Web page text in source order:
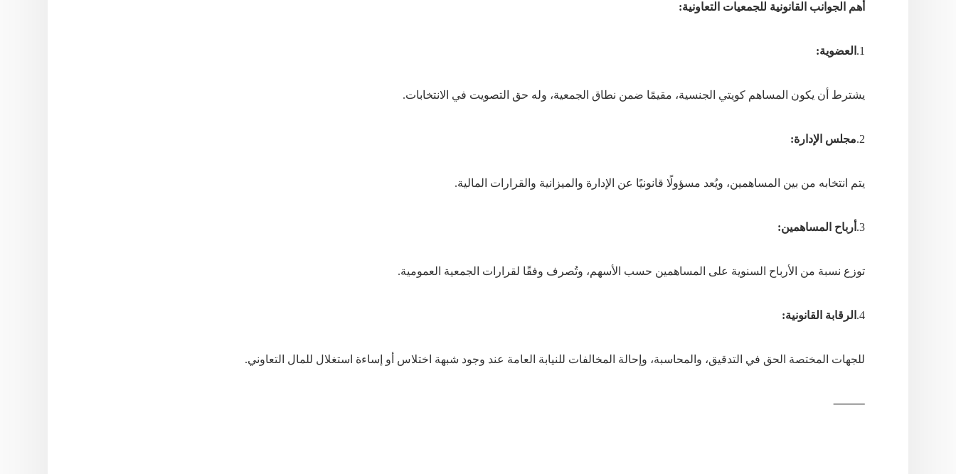
أهم الجوانب القانونية للجمعيات التعاونية:
1. العضوية:
يشترط أن يكون المساهم كويتي الجنسية، مقيمًا ضمن نطاق الجمعية، وله حق التصويت في الانتخابات.
2. مجلس الإدارة:
يتم انتخابه من بين المساهمين، ويُعد مسؤولًا قانونيًا عن الإدارة والميزانية والقرارات المالية.
3. أرباح المساهمين:
توزع نسبة من الأرباح السنوية على المساهمين حسب الأسهم، وتُصرف وفقًا لقرارات الجمعية العمومية.
4. الرقابة القانونية:
للجهات المختصة الحق في التدقيق، والمحاسبة، وإحالة المخالفات للنيابة العامة عند وجود شبهة اختلاس أو إساءة استغلال للمال التعاوني.
⸻